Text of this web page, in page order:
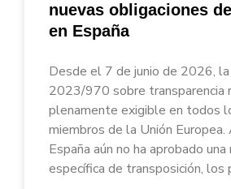
nuevas obligaciones
en España
Desde el 7 de junio de 2026,
2023/970 sobre transparencia
plenamente exigible en todos
miembros de la Unión Europea.
España aún no ha aprobado una
específica de transposición, los